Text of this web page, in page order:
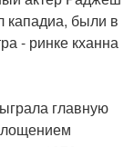
кападиа, были в
- ринке кханна
главную